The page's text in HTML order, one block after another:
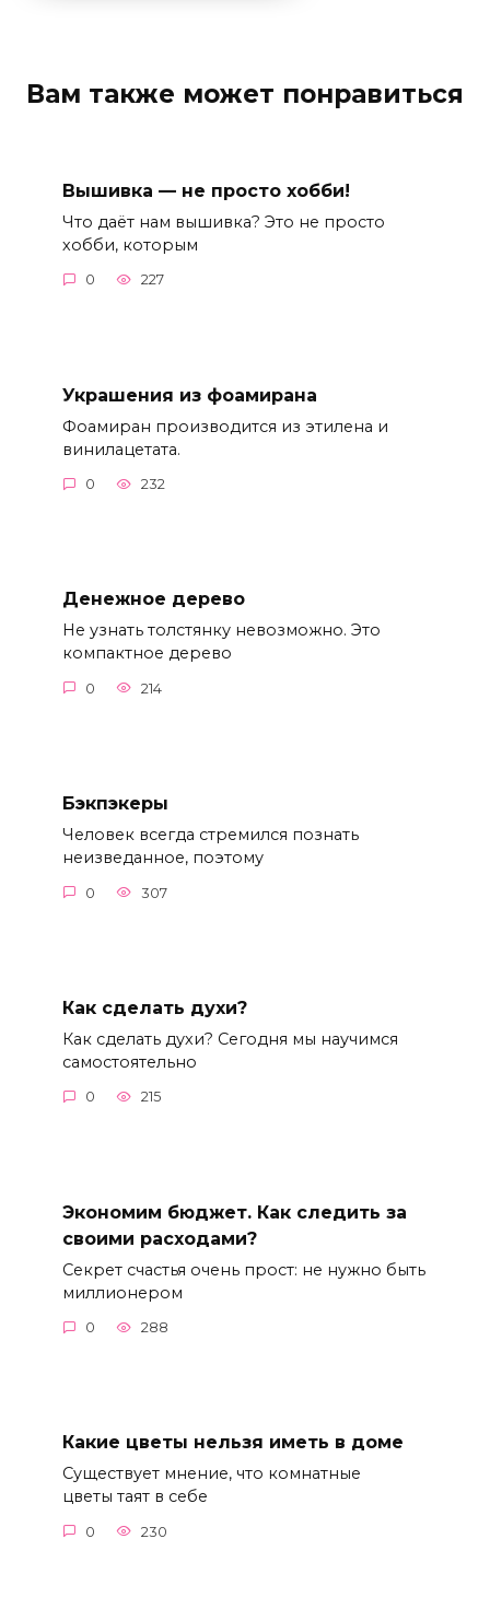
Вам также может понравиться
Вышивка — не просто хобби!
Что даёт нам вышивка? Это не просто
хобби, которым
0 227
Украшения из фоамирана
Фоамиран производится из этилена и
винилацетата.
0 232
Денежное дерево
Не узнать толстянку невозможно. Это
компактное дерево
0 214
Бэкпэкеры
Человек всегда стремился познать
неизведанное, поэтому
0 307
Как сделать духи?
Как сделать духи? Сегодня мы научимся
самостоятельно
0 215
Экономим бюджет. Как следить за
своими расходами?
Cекрет счастья очень прост: не нужно быть
миллионером
0 288
Какие цветы нельзя иметь в доме
Существует мнение, что комнатные
цветы таят в себе
0 230